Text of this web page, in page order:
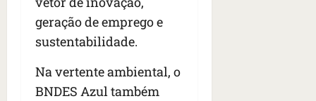
geração de emprego e
sustentabilidade.
Na vertente ambiental, o
BNDES Azul também